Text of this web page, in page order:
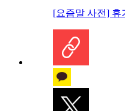
[요즘말 사전] 휴